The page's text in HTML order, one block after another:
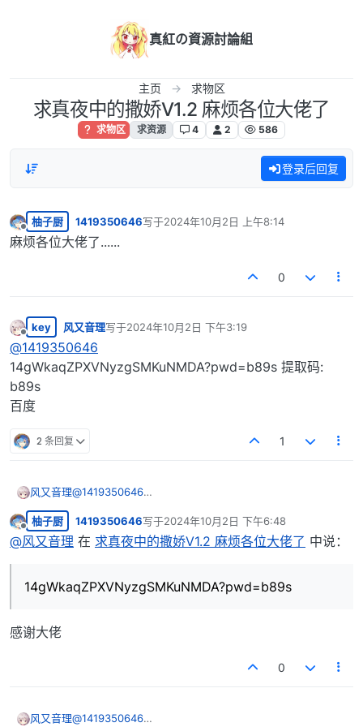
真紅の資源討論組
主页 求物区
求真夜中的撒娇V1.2 麻烦各位大佬了
求物区 求资源 4 2 586
登录后回复
离线
柚子厨 1419350646写于2024年10月2日 上午8:14
最后由 编辑
麻烦各位大佬了......
0
离线
key 风又音理写于2024年10月2日 下午3:19
最后由 编辑
@1419350646
14gWkaqZPXVNyzgSMKuNMDA?pwd=b89s 提取码:
b89s
百度
2 条回复 1
风又音理@1419350646
b89s
百度
离线
柚子厨 1419350646写于2024年10月2日 下午6:48
最后由 编辑
@风又音理 在 求真夜中的撒娇V1.2 麻烦各位大佬了 中说：
14gWkaqZPXVNyzgSMKuNMDA?pwd=b89s
感谢大佬
0
风又音理@1419350646